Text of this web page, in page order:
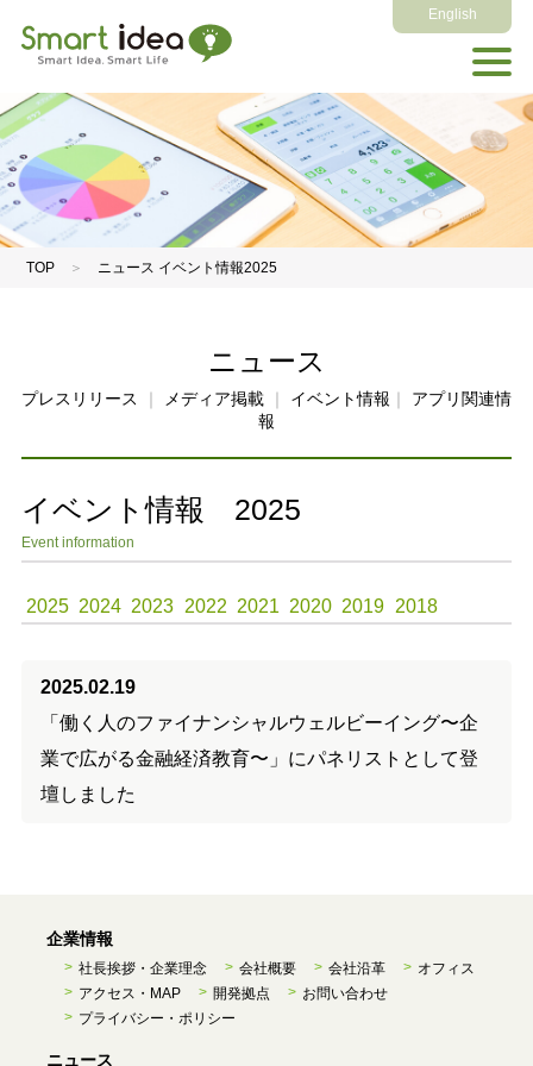
English
TOP ＞ ニュース イベント情報2025
ニュース
プレスリリース メディア掲載 イベント情報
アプリ関連情
報
イベント情報 2025
Event information
2025 2024 2023 2022 2021 2020 2019 2018
2025.02.19
「働く人のファイナンシャルウェルビーイング〜企
業で広がる金融経済教育〜」にパネリストとして登
壇しました
企業情報
社長挨拶・企業理念 会社概要 会社沿革
オフィス
アクセス・MAP
開発拠点
お問い合わせ
プライバシー・ポリシー
ニュース